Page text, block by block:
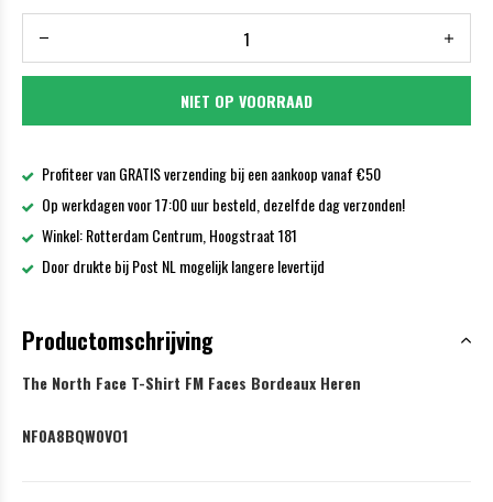
NIET OP VOORRAAD
Profiteer van GRATIS verzending bij een aankoop vanaf €50
Op werkdagen voor 17:00 uur besteld, dezelfde dag verzonden!
Winkel: Rotterdam Centrum, Hoogstraat 181
Door drukte bij Post NL mogelijk langere levertijd
Productomschrijving
The North Face T-Shirt FM Faces Bordeaux Heren
NF0A8BQW0VO1